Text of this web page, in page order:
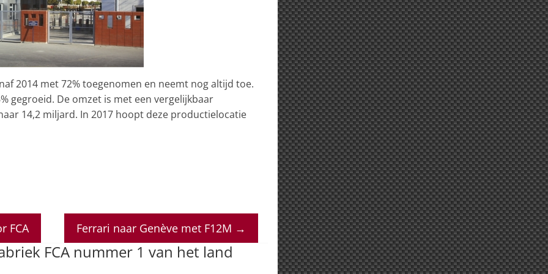
2014 met 72% toegenomen en neemt nog altijd toe.
gegroeid. De omzet is met een vergelijkbaar
14,2 miljard. In 2017 hoopt deze productielocatie
FCA Ferrari naar Genève met F12M →
FCA nummer 1 van het land